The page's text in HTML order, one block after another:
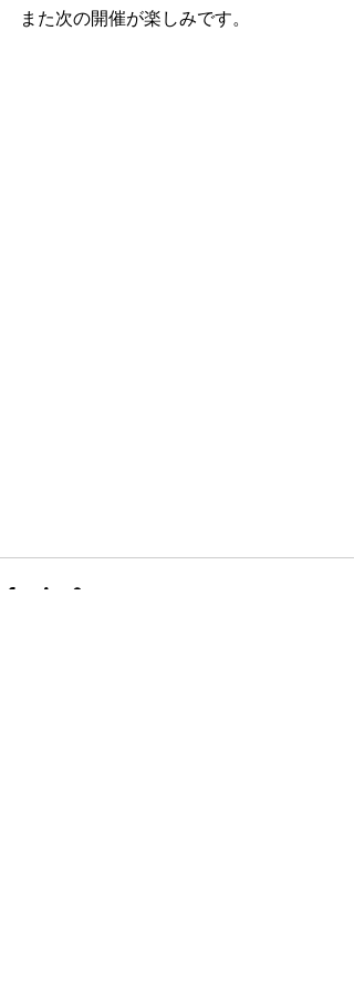
また次の開催が楽しみです。